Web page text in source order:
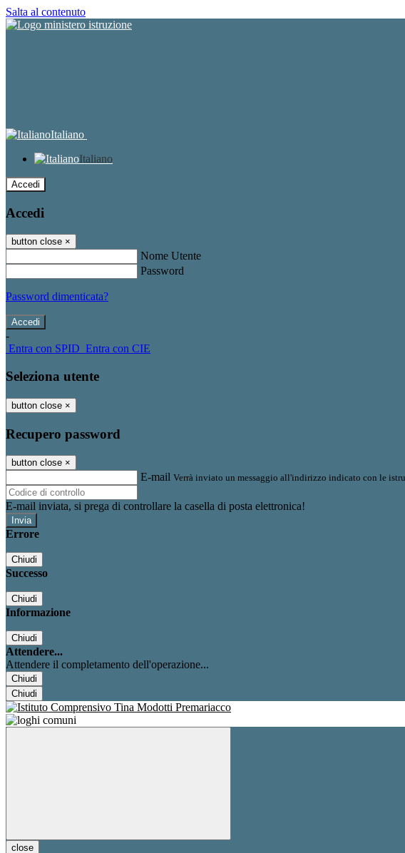
Salta al contenuto
Italiano
Italiano
Accedi
Accedi
button close ×
Nome Utente
Password
Password dimenticata?
-
Entra con SPID Entra con CIE
Seleziona utente
button close ×
Recupero password
button close ×
E-mail Verrà inviato un messaggio all'indirizzo indicato con le
E-mail inviata, si prega di controllare la casella di posta elettronica!
Errore
Chiudi
Successo
Chiudi
Informazione
Chiudi
Attendere...
Attendere il completamento dell'operazione...
Chiudi
Chiudi
close